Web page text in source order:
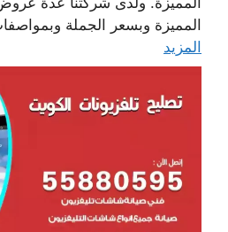
المميزة وبسعر الجملة
المزيد